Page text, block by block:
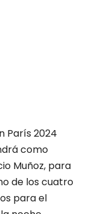
París 2024
como
Muñoz, para
de los cuatro
para el